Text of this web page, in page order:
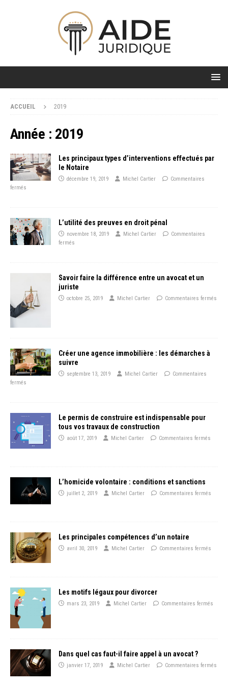
ACCUEIL 2019
Année : 2019
Les principaux types d’interventions effectués par
le Notaire
décembre 19, 2019 Michel Cartier
Commentaires
fermés
L’utilité des preuves en droit pénal
novembre 18, 2019 Michel Cartier
Commentaires
fermés
Savoir faire la différence entre un avocat et un
juriste
octobre 25, 2019 Michel Cartier Commentaires fermés
Créer une agence immobilière : les démarches à
suivre
septembre 13, 2019 Michel Cartier
Commentaires
fermés
Le permis de construire est indispensable pour
tous vos travaux de construction
août 17, 2019 Michel Cartier Commentaires fermés
L’homicide volontaire : conditions et sanctions
juillet 2, 2019 Michel Cartier Commentaires fermés
Les principales compétences d’un notaire
avril 30, 2019 Michel Cartier Commentaires fermés
Les motifs légaux pour divorcer
mars 23, 2019 Michel Cartier Commentaires fermés
Dans quel cas faut-il faire appel à un avocat ?
janvier 17, 2019 Michel Cartier Commentaires fermés